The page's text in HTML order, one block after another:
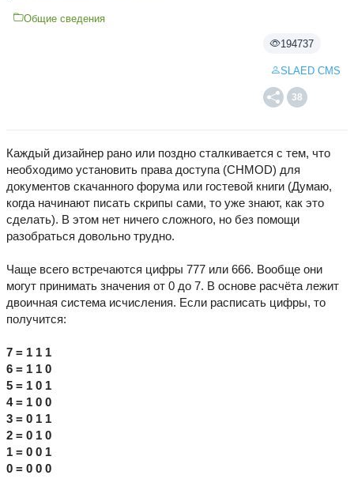
194737
SLAED CMS
38
Общие сведения
Каждый дизайнер рано или поздно сталкивается с тем, что
необходимо установить права доступа (CHMOD) для
документов скачанного форума или гостевой книги (Думаю,
когда начинают писать скрипы сами, то уже знают, как это
сделать). В этом нет ничего сложного, но без помощи
разобраться довольно трудно.
Чаще всего встречаются цифры 777 или 666. Вообще они
могут принимать значения от 0 до 7. В основе расчёта лежит
двоичная система исчисления. Если расписать цифры, то
получится:
7 = 1 1 1
6 = 1 1 0
5 = 1 0 1
4 = 1 0 0
3 = 0 1 1
2 = 0 1 0
1 = 0 0 1
0 = 0 0 0